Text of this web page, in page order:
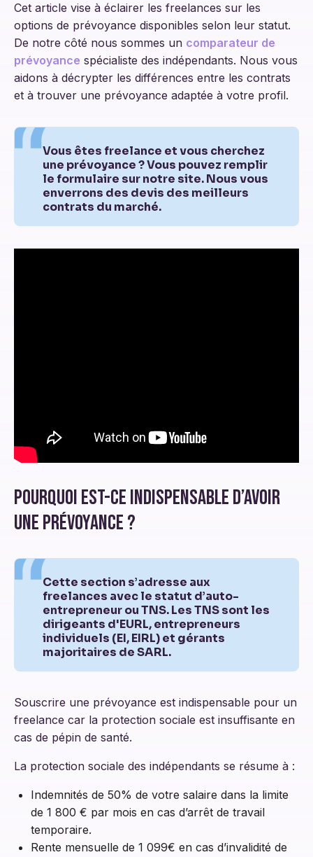
Cet article vise à éclairer les freelances sur les
options de prévoyance disponibles selon leur statut.
De notre côté nous sommes un comparateur de
prévoyance spécialiste des indépendants. Nous vous
aidons à décrypter les différences entre les contrats
et à trouver une prévoyance adaptée à votre profil.
Vous êtes freelance et vous cherchez
une prévoyance ? Vous pouvez remplir
le formulaire sur notre site. Nous vous
enverrons des devis des meilleurs
contrats du marché.
Pourquoi est-ce indispensable d’avoir
une prévoyance ?
Cette section s’adresse aux
freelances avec le statut d’auto-
entrepreneur ou TNS. Les TNS sont les
dirigeants d'EURL, entrepreneurs
individuels (EI, EIRL) et gérants
majoritaires de SARL.
Souscrire une prévoyance est indispensable pour un
freelance car la protection sociale est insuffisante en
cas de pépin de santé.
La protection sociale des indépendants se résume à :
Indemnités de 50% de votre salaire dans la limite
de 1 800 € par mois en cas d’arrêt de travail
temporaire.
Rente mensuelle de 1 099€ en cas d’invalidité de